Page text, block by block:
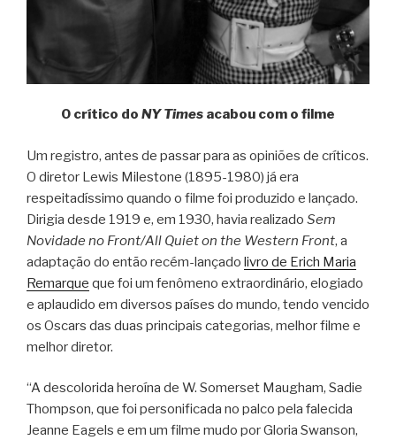
O crítico do NY Times acabou com o filme
Um registro, antes de passar para as opiniões de críticos.
O diretor Lewis Milestone (1895-1980) já era
respeitadíssimo quando o filme foi produzido e lançado.
Dirigia desde 1919 e, em 1930, havia realizado Sem
Novidade no Front/All Quiet on the Western Front, a
adaptação do então recém-lançado livro de Erich Maria
Remarque que foi um fenômeno extraordinário, elogiado
e aplaudido em diversos países do mundo, tendo vencido
os Oscars das duas principais categorias, melhor filme e
melhor diretor.
“A descolorida heroína de W. Somerset Maugham, Sadie
Thompson, que foi personificada no palco pela falecida
Jeanne Eagels e em um filme mudo por Gloria Swanson,